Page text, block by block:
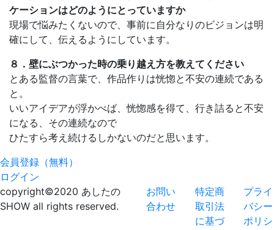
ケーションはどのようにとっていますか
現場で悩みたくないので、事前に自分なりのビジョンは明
確にして、伝えるようにしています。
８．壁にぶつかった時の乗り越え方を教えてください
とある監督の言葉で、作品作りは恍惚と不安の連続である
と。
いいアイデアが浮かべば、恍惚感を得て、行き詰ると不安
になる、その連続なので
ひたすら考え続けるしかないのだと思います。
会員登録（無料）
ログイン
copyright©2020 あしたの
SHOW all rights reserved.
お問い
合わせ
特定商
取引法
に基づ
プライ
バシー
ポリシ